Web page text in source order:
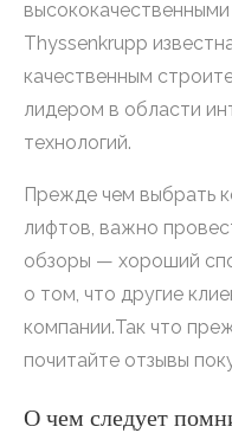
Thyssenkrupp
качественным
лидером в области
технологий.
Прежде чем выбрать
лифтов, важно
обзоры — хороший
о том, что другие
компании.Так что
почитайте отзывы
О чем следует